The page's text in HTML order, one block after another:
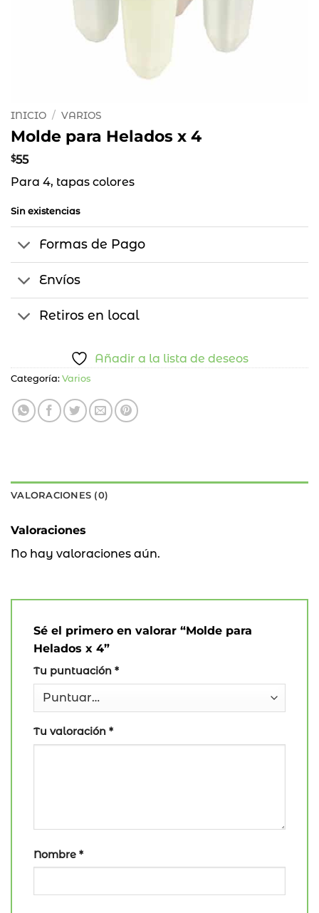
INICIO / VARIOS
Molde para Helados x 4
$55
Para 4, tapas colores
Sin existencias
Formas de Pago
Envíos
Retiros en local
Añadir a la lista de deseos
Categoría: Varios
VALORACIONES (0)
Valoraciones
No hay valoraciones aún.
Sé el primero en valorar “Molde para
Helados x 4”
Tu puntuación *
Tu valoración *
Nombre *